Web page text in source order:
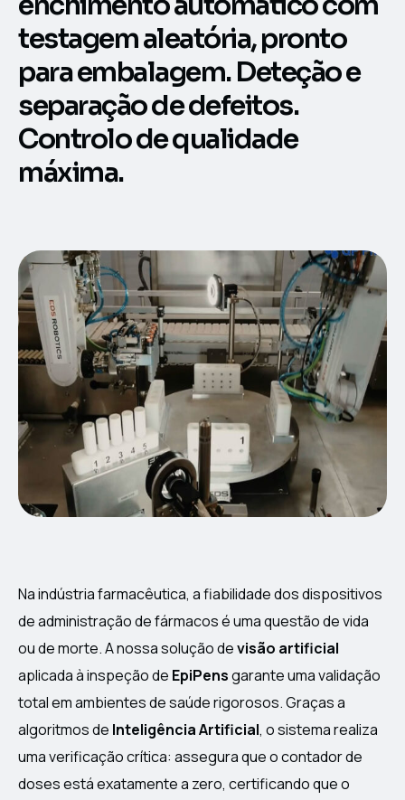
testagem aleatória, pronto
para embalagem. Deteção e
separação de defeitos.
Controlo de qualidade
máxima.
Na indústria farmacêutica, a fiabilidade dos dispositivos
de administração de fármacos é uma questão de vida
ou de morte. A nossa solução devisão artificial
aplicada à inspeção de EpiPensgarante uma validação
total em ambientes de saúde rigorosos. Graças a
algoritmos de Inteligência Artificial, o sistema realiza
uma verificação crítica: assegura que o contador de
doses está exatamente a zero, certificando que o